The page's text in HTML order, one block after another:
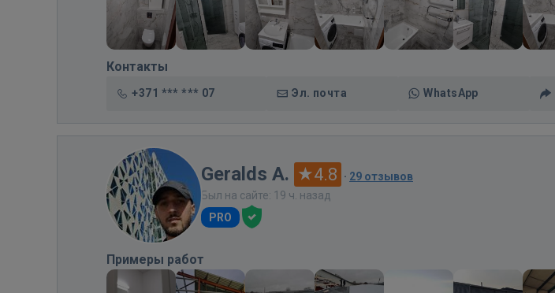
Контакты
+371 *** *** 07 Эл. почта WhatsApp
Geralds A. 4.8 · 29 отзывов
Был на сайте: 19 ч. назад
PRO
Примеры работ